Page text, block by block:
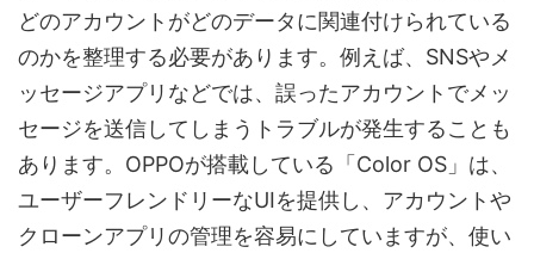
どのアカウントがどのデータに関連付けられている
のかを整理する必要があります。例えば、SNSやメ
ッセージアプリなどでは、誤ったアカウントでメッ
セージを送信してしまうトラブルが発生することも
あります。OPPOが搭載している「Color OS」は、
ユーザーフレンドリーなUIを提供し、アカウントや
クローンアプリの管理を容易にしていますが、使い